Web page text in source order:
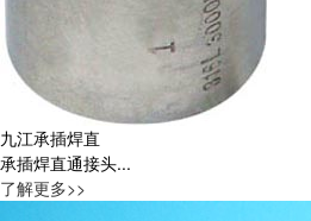
九江承插焊直
承插焊直通接头...
了解更多>>